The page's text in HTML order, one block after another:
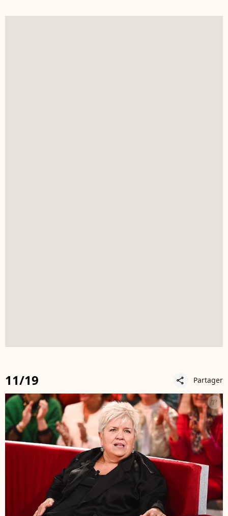
11/19 share Partager